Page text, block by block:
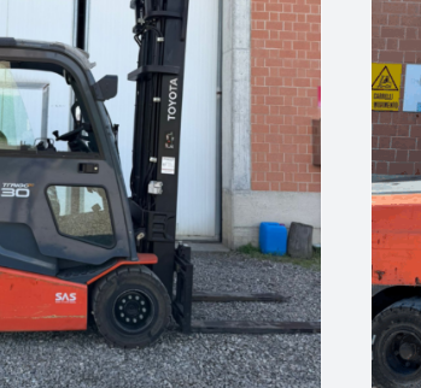
/ DETTAGLI